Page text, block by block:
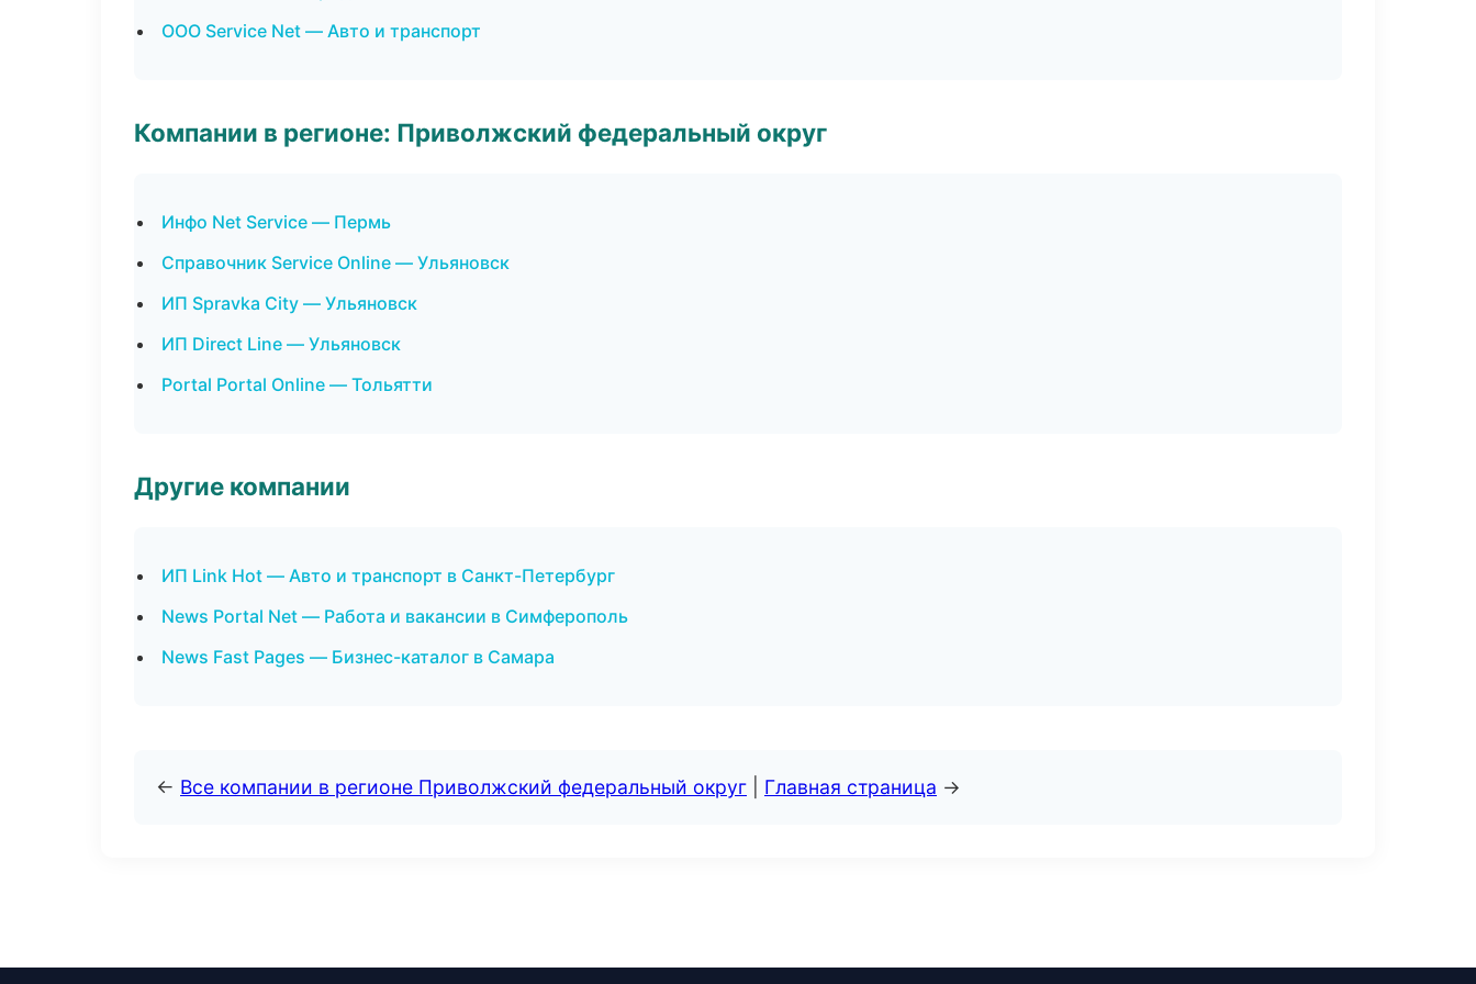
ООО Service Net — Авто и транспорт
Компании в регионе: Приволжский федеральный округ
Инфо Net Service — Пермь
Справочник Service Online — Ульяновск
ИП Spravka City — Ульяновск
ИП Direct Line — Ульяновск
Portal Portal Online — Тольятти
Другие компании
ИП Link Hot — Авто и транспорт в Санкт-Петербург
News Portal Net — Работа и вакансии в Симферополь
News Fast Pages — Бизнес-каталог в Самара
← Все компании в регионе Приволжский федеральный округ Главная страница →